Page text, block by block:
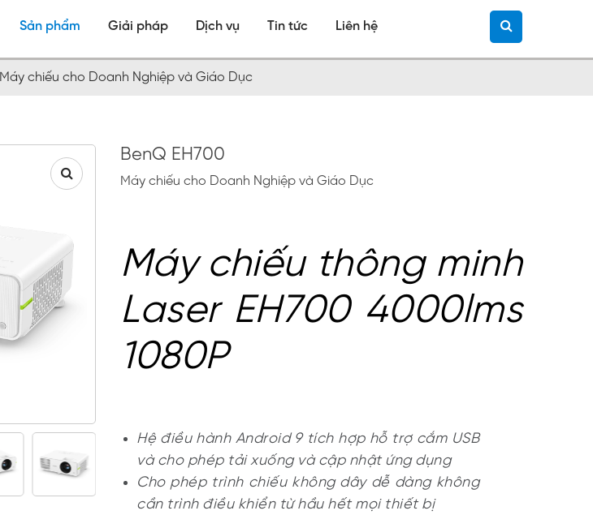
Sản phẩm Giải pháp Dịch vụ Tin tức Liên hệ
Máy chiếu cho Doanh Nghiệp và Giáo Dục
BenQ EH700
Máy chiếu cho Doanh Nghiệp và Giáo Dục
Máy chiếu thông minh
Laser EH700 4000lms
1080P
Hệ điều hành Android 9 tích hợp hỗ trợ cắm USB
và cho phép tải xuống và cập nhật ứng dụng
Cho phép trình chiếu không dây dễ dàng không
cần trình điều khiển từ hầu hết mọi thiết bị